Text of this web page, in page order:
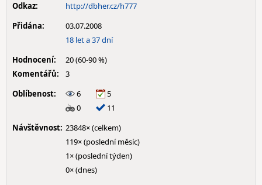
Odkaz:
http://dbher.cz/h777
Přidána:
03.07.2008
18 let a 37 dní
Hodnocení:
20 (60-90 %)
Komentářů:
3
Oblíbenost:
6
5
0
11
Návštěvnost: 23848× (celkem)
119× (poslední měsíc)
1× (poslední týden)
0× (dnes)